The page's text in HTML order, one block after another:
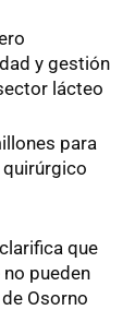
y gestión
lácteo
para
que
pueden
Osorno